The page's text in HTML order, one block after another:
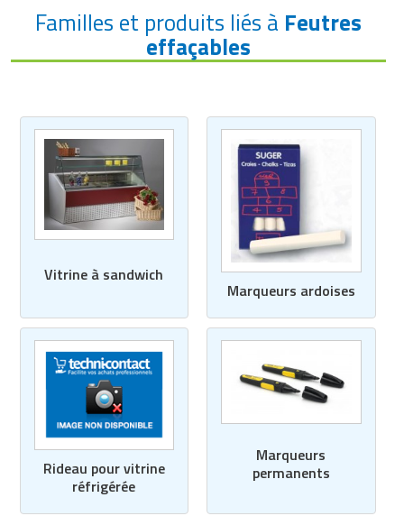
Familles et produits liés à Feutres
effaçables
Vitrine à sandwich
Marqueurs ardoises
Rideau pour vitrine
réfrigérée
Marqueurs
permanents